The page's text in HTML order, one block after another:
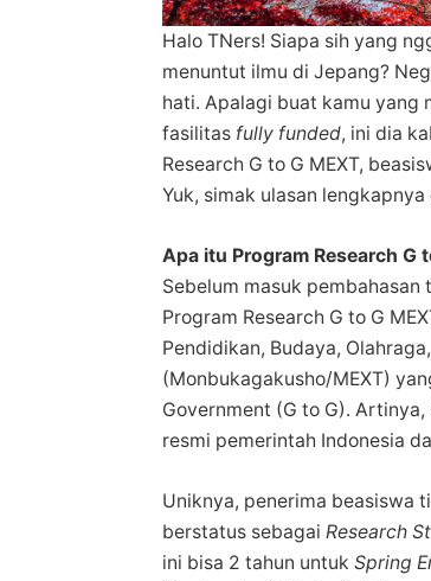
Halo TNers! Siapa sih yang
menuntut ilmu di Jepang?
hati. Apalagi buat kamu yang
fasilitas fully funded, ini dia
Research G to G MEXT,
Yuk, simak ulasan
Apa itu Program Research G
Sebelum masuk pembahasan
Program Research G to G
Pendidikan, Budaya,
(Monbukagakusho/MEXT)
Government (G to G).
resmi pemerintah Indonesia
Uniknya, penerima beasiswa
berstatus sebagai Research
ini bisa 2 tahun untuk Spring